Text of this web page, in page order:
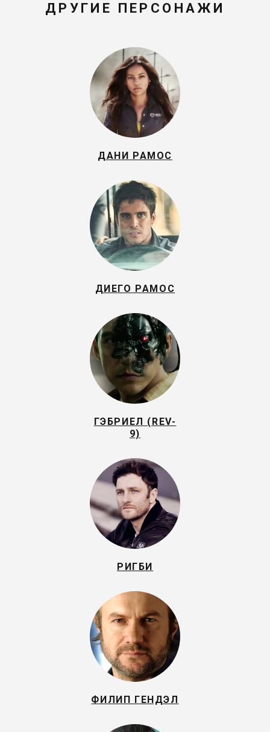
ДРУГИЕ ПЕРСОНАЖИ
ДАНИ РАМОС
ДИЕГО РАМОС
ГЭБРИЕЛ (REV-
9)
РИГБИ
ФИЛИП ГЕНДЭЛ